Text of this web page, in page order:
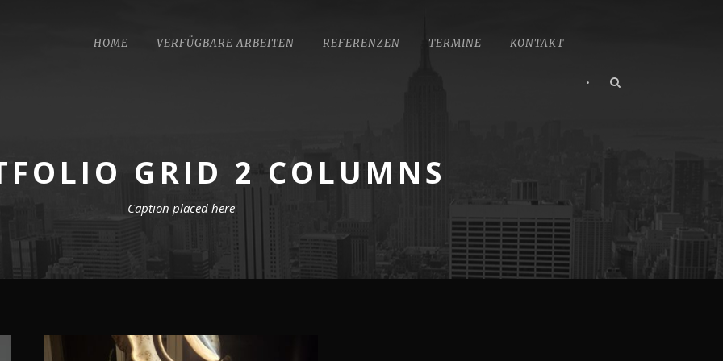
HOME VERFÜGBARE ARBEITEN REFERENZEN TERMINE KONTAKT
•
GRID 2 COLUMNS
Caption placed here